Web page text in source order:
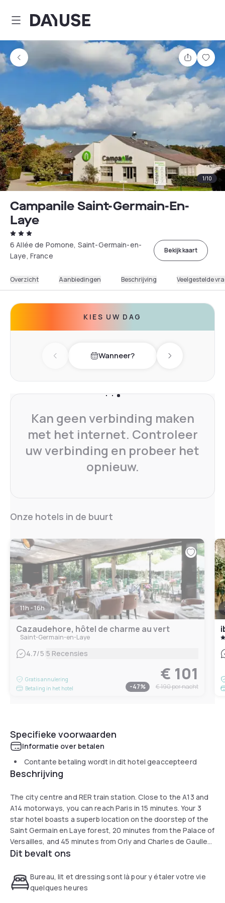
Dayuse
Delen
1/10
Campanile Saint-Germain-En-
Laye
6 Allée de Pomone, Saint-Germain-en-
Laye, France
Bekijk kaart
Overzicht Aanbiedingen Beschrijving Veelgestelde
KIES UW DAG
Previous dayWanneer? Next day
Kan geen verbinding maken
met het internet. Controleer
uw verbinding en probeer het
opnieuw.
Onze hotels in de buurt
11h - 16h
Cazaudehore, hôtel de charme au vert
Saint-Germain-en-Laye
4.7/5 5 Recensies
Gratis annulering
Betaling in het hotel
€ 101
-47% € 190per nacht
Specifieke voorwaarden
Informatie over betalen
Contante betaling wordt in dit hotel geaccepteerd
Beschrijving
The city centre and RER train station. Close to the A13 and
A14 motorways, you can reach Paris in 15 minutes. Your 3
star hotel boasts a superb location on the doorstep of the
Saint Germain en Laye forest, 20 minutes from the Palace of
Versailles, and 45 minutes from Orly and Charles de Gaulle
airports.
hotel is an ideal starting point for the discovery of the
region's fascinating history. The many pedestrianised
Dit bevalt ons
Bureau, lit et dressing sont là pour y étaler votre vie
quelques heures